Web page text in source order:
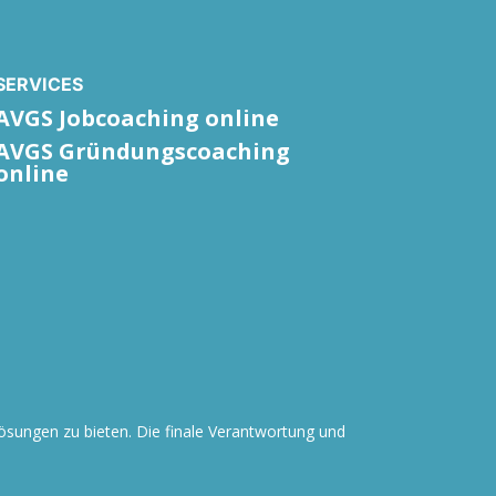
Jobcoaching online
Gründungscoaching
zu bieten. Die finale Verantwortung und